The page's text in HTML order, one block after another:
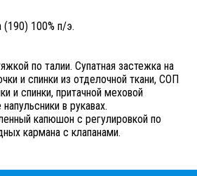
(190) 100% п/э.
по талии. Супатная застежка на
и спинки из отделочной ткани, СОП
и спинки, притачной меховой
в рукавах.
капюшон с регулировкой по
кармана с клапанами.